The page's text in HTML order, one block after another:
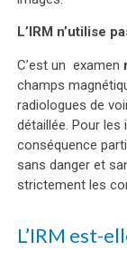
L’IRM n’utilise
C’est un examen
champs
radiologues de
détaillée. Pour les
conséquence
sans danger et
strictement les
L’IRM est-